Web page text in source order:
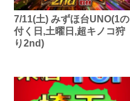
7/11(土) みずほ台UNO(1の
付く日,土曜日,超キノコ狩
り2nd)